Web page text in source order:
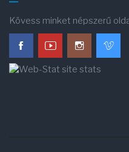
Kövess minket népszerű